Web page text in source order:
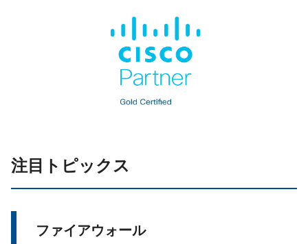
注目トピックス
ファイアウォール